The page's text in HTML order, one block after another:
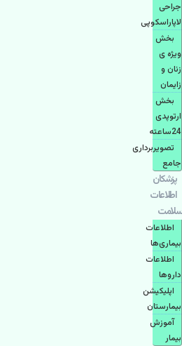
جراحی
لاپاراسکوپی
بخش
ویژه ی
زنان و
زایمان
بخش
ارتوپدی
24ساعته
تصویربرداری
جامع
پزشكان
اطلاعات
سلامت
اطلاعات
بیماری‌ها
اطلاعات
دارو‌ها
اپليكيشن
بيمارستان
آموزش
بیمار